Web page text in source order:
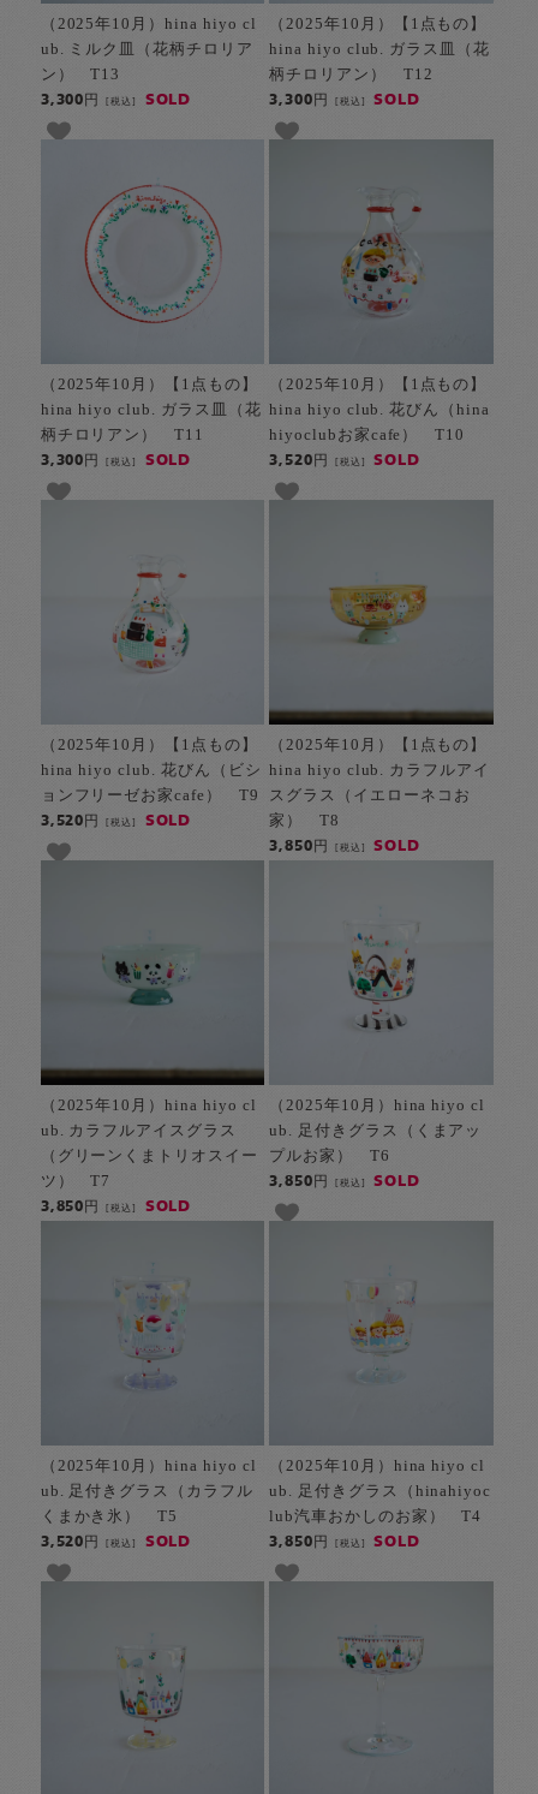
（2025年10月）hina hiyo cl
ub. ミルク皿（花柄チロリア
ン） T13
3,300円[税込] SOLD
（2025年10月）【1点もの】
hina hiyo club. ガラス皿（花
柄チロリアン） T12
3,300円 [税込] SOLD
（2025年10月）【1点もの】
hina hiyo club. ガラス皿（花
柄チロリアン） T11
3,300円[税込] SOLD
（2025年10月）【1点もの】
hina hiyo club. 花びん（hina
hiyoclubお家cafe） T10
3,520円 [税込] SOLD
（2025年10月）【1点もの】
hina hiyo club. 花びん（ビシ
ョンフリーゼお家cafe） T9
3,520円[税込] SOLD
（2025年10月）【1点もの】
hina hiyo club. カラフルアイ
スグラス（イエローネコお
家） T8
3,850円 [税込] SOLD
（2025年10月）hina hiyo cl
ub. カラフルアイスグラス
（グリーンくまトリオスイー
ツ） T7
3,850円[税込] SOLD
（2025年10月）hina hiyo cl
ub. 足付きグラス（くまアッ
プルお家） T6
3,850円 [税込] SOLD
（2025年10月）hina hiyo cl
ub. 足付きグラス（カラフル
くまかき氷） T5
3,520円[税込] SOLD
（2025年10月）hina hiyo cl
ub. 足付きグラス（hinahiyoc
lub汽車おかしのお家） T4
3,850円 [税込] SOLD